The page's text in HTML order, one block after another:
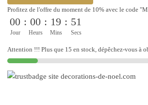
Noël
femme
rouge
et
blanc
Profitez de l'offre du moment de 10% avec le code
00
Jour
: 00
Heurs
: 19
Mins
: 51
Secs
Attention !!! Plus que 15 en stock, dépêchez-vous à